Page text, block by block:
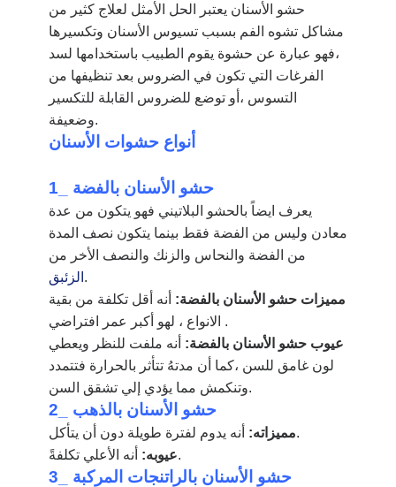
حشو الأسنان يعتبر الحل الأمثل لعلاج كثير من
مشاكل تشوه الفم بسبب تسيوس الأسنان وتكسيرها
،فهو عبارة عن حشوة يقوم الطبيب باستخدامها لسد
الفرغات التي تكون في الضروس بعد تنظيفها من
التسوس ،أو توضع للضروس القابلة للتكسير
وضعيفة.
أنواع حشوات الأسنان
1_ حشو الأسنان بالفضة
يعرف ايضاً بالحشو البلاتيني فهو يتكون من عدة
معادن وليس من الفضة فقط بينما يتكون نصف المدة
من الفضة والنحاس والزنك والنصف الأخر من
الزئبق .
مميزات حشو الأسنان بالفضة: أنه أقل تكلفة من بقية
الانواع ، لهو أكبر عمر افتراضي .
عيوب حشو الأسنان بالفضة: أنه ملفت للنظر ويعطي
لون غامق للسن ،كما أن مدتهُ تتأثر بالحرارة فتتمدد
وتنكمش مما يؤدي إلي تشقق السن.
2_ حشو الأسنان بالذهب
مميزاته:أنه يدوم لفترة طويلة دون أن يتأكل.
عيوبه:أنه الأعلي تكلفةً.
3_ حشو الأسنان بالراتنجات المركبة